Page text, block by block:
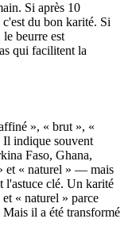
Si après 10
c'est du bon karité. Si
le beurre est
qui facilitent la
», « brut », «
Il indique souvent
Faso, Ghana,
et « naturel » — mais
l'astuce clé. Un karité
« naturel » parce
il a été transformé